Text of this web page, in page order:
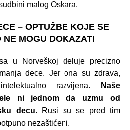
malog Oskara.
– OPTUŽBE KOJE SE
NE MOGU DOKAZATI
u Norveškoj deluje precizno
dece. Jer ona su zdrava,
razvijena.
Naše
ni jednom da uzmu od
decu.Rusi su se pred tim
nezaštićeni.